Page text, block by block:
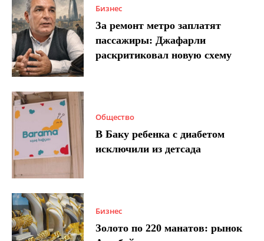
Бизнес
За ремонт метро заплатят
пассажиры: Джафарли
раскритиковал новую схему
Общество
В Баку ребенка с диабетом
исключили из детсада
Бизнес
Золото по 220 манатов: рынок